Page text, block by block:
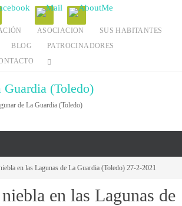
ASOCIACION
SUS HABITANTES
BLOG
PATROCINADORES
Guardia (Toledo)
de La Guardia (Toledo)
en las Lagunas de La Guardia (Toledo) 27-2-2021
en las Lagunas de